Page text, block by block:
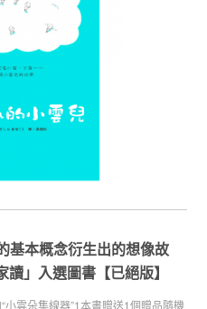
基本概念衍生出的想像故
」入選圖書【已絕版】
雲朵集線器”1本書贈送1個贈品隨機